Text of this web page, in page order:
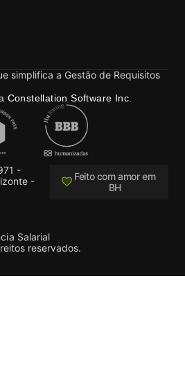
simplifica a Gestão de Requisitos
Constellation Software Inc.
-
-
Feito com amor em
BH
reservados.
Salarial